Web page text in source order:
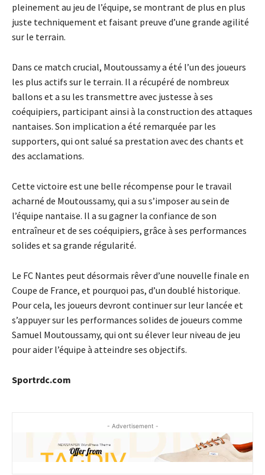
pleinement au jeu de l’équipe, se montrant de plus en plus
juste techniquement et faisant preuve d’une grande agilité
sur le terrain.
Dans ce match crucial, Moutoussamy a été l’un des joueurs
les plus actifs sur le terrain. Il a récupéré de nombreux
ballons et a su les transmettre avec justesse à ses
coéquipiers, participant ainsi à la construction des attaques
nantaises. Son implication a été remarquée par les
supporters, qui ont salué sa prestation avec des chants et
des acclamations.
Cette victoire est une belle récompense pour le travail
acharné de Moutoussamy, qui a su s’imposer au sein de
l’équipe nantaise. Il a su gagner la confiance de son
entraîneur et de ses coéquipiers, grâce à ses performances
solides et sa grande régularité.
Le FC Nantes peut désormais rêver d’une nouvelle finale en
Coupe de France, et pourquoi pas, d’un doublé historique.
Pour cela, les joueurs devront continuer sur leur lancée et
s’appuyer sur les performances solides de joueurs comme
Samuel Moutoussamy, qui ont su élever leur niveau de jeu
pour aider l’équipe à atteindre ses objectifs.
Sportrdc.com
- Advertisement -